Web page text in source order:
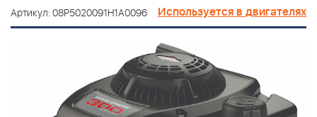
Артикул: 08P5020091H1A0096 Используется в двигателях